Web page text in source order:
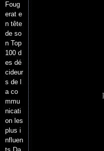
Foug
erat e
n tête
de so
n Top
100 d
es dé
cideur
s de l
a co
mmu
nicati
on les
plus i
nfluen